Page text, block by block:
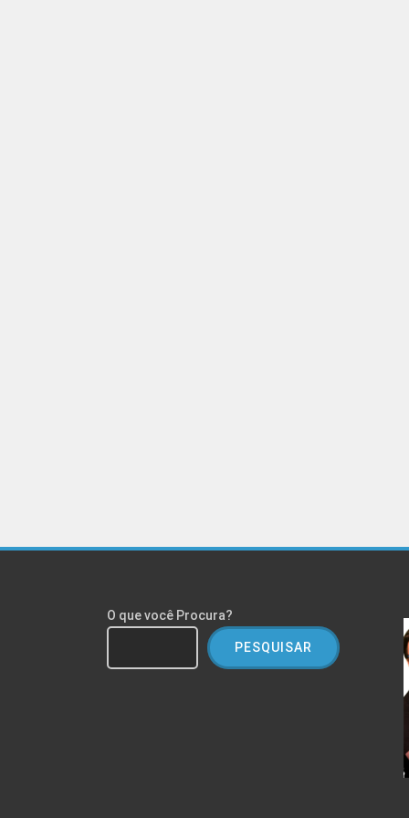
O que você Procura?
PESQUISAR